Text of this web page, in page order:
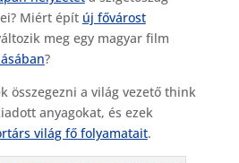
Miért épít új fővárost
meg egy magyar film
?
összegezni a világ vezető think
anyagokat, és ezek
világ fő folyamatait.